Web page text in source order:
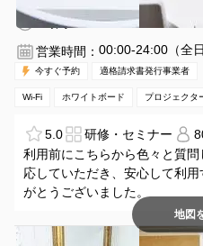
2時間〜
営業時間： 00:00-24:00（全日
今すぐ予約 適格請求書発行事業者
Wi-Fi ホワイトボード プロジェクタ
5.0 研修・セミナー
利用前にこちらから色々と質
応していただき、安心して利
がとうございました。
地図